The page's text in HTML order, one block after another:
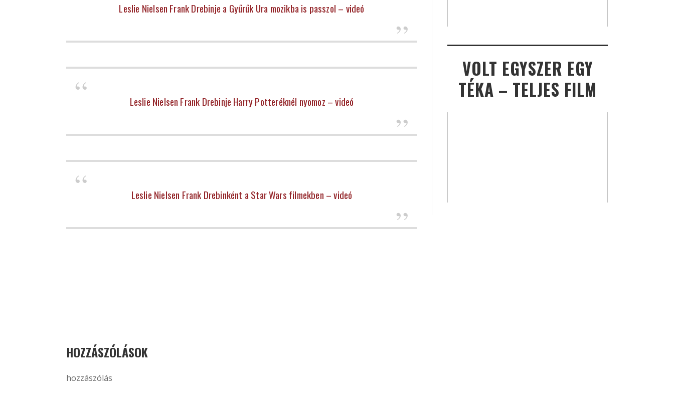
Leslie Nielsen Frank Drebinje a Gyűrűk Ura mozikba is passzol – videó
Leslie Nielsen Frank Drebinje Harry Potteréknél nyomoz – videó
Leslie Nielsen Frank Drebinként a Star Wars filmekben – videó
HOZZÁSZÓLÁSOK
hozzászólás
VOLT EGYSZER EGY
TÉKA – TELJES FILM